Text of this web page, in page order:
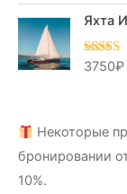
Яхта
Оценка
3750₽
Некоторые
бронировании
10%.